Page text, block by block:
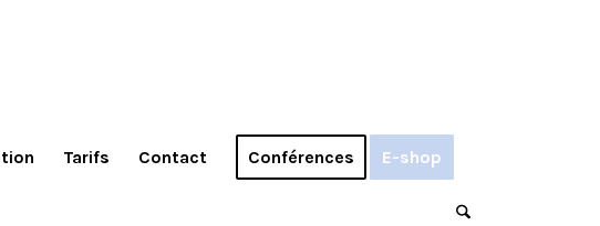
Tarifs Contact Conférences E-shop